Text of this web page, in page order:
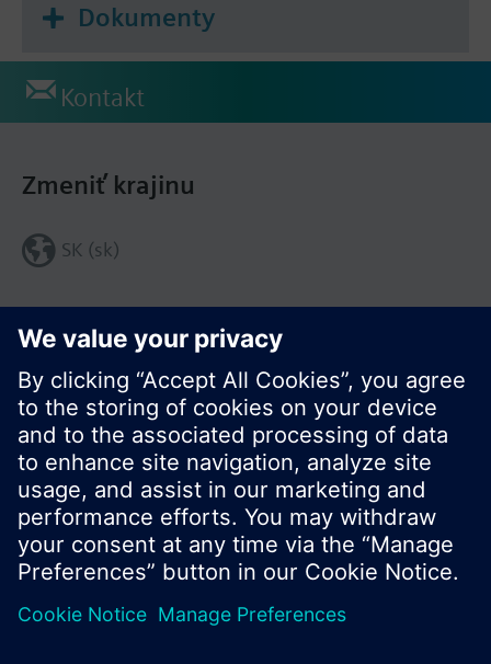
Dokumenty
Kontakt
Zdieľať túto stránku:
Zmeniť krajinu
SK (sk)
© Siemens Switzerland Ltd. 2016